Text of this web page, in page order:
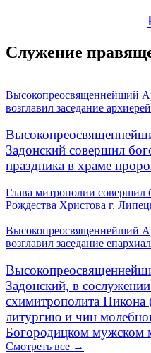
Служение
Высокопреосвященнейший
возглавил заседание
Задонский совершил
праздника в храме
Глава митрополии совершил
Рождества Христова г.
Высокопреосвященнейший
возглавил заседание
Задонский, в
схимитрополита
литургию и чин
Богородицком мужском
Смотреть все →